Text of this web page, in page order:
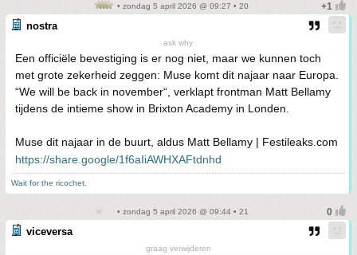
• zondag 5 april 2026 @ 09:27 • 20
nostra
ask why
Een officiële bevestiging is er nog niet, maar we kunnen toch
met grote zekerheid zeggen: Muse komt dit najaar naar Europa.
“We will be back in november“, verklapt frontman Matt Bellamy
tijdens de intieme show in Brixton Academy in Londen.
Muse dit najaar in de buurt, aldus Matt Bellamy | Festileaks.com
https://share.google/1f6aIiAWHXAFtdnhd
Wait for the ricochet.
• zondag 5 april 2026 @ 09:44 • 21
viceversa
graag verwijderen